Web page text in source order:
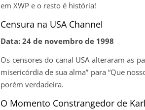
em XWP e o resto é história!
Censura na USA Channel
Data: 24 de novembro de 1998
Os censores do canal USA alteraram as
misericórdia de sua alma” para “Que
porém verdadeira.
O Momento Constrangedor de